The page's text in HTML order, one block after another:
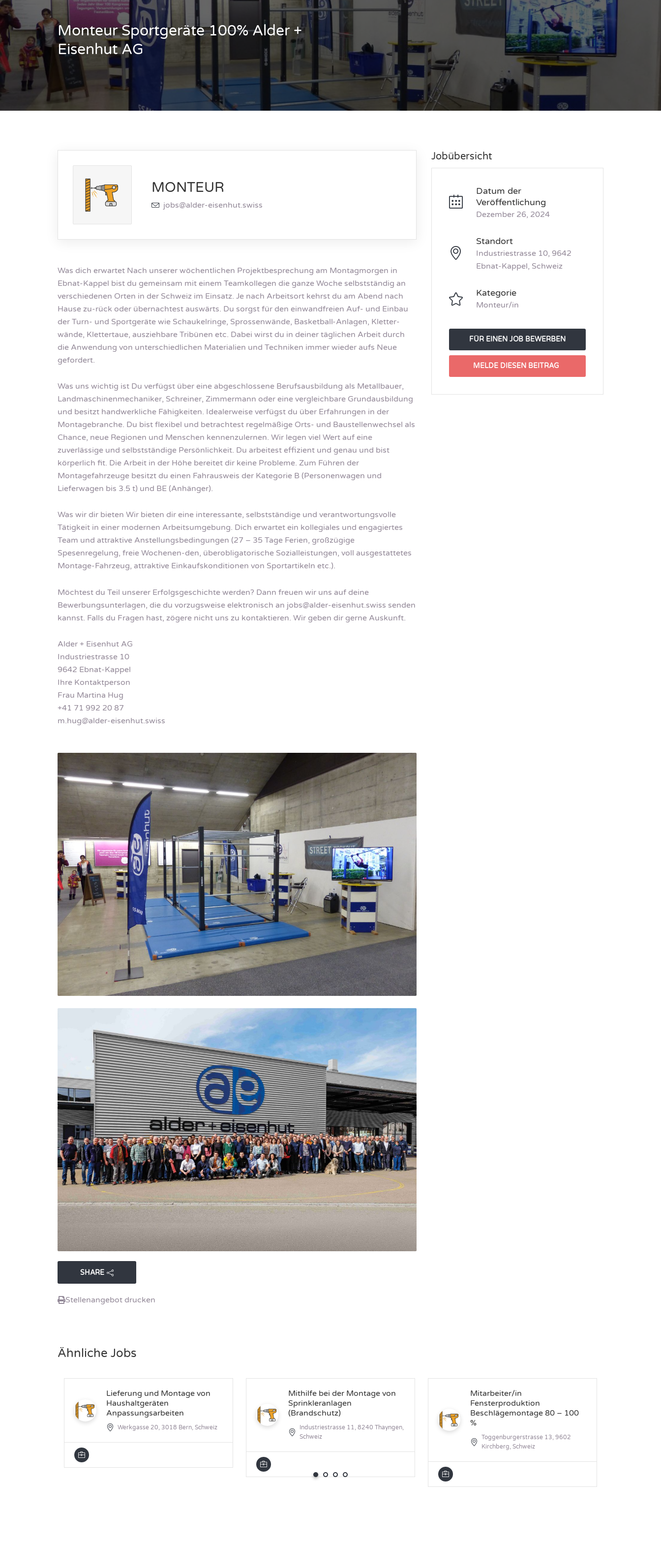
Monteur Sportgeräte 100% Alder +
Eisenhut AG
MONTEUR
jobs@alder-eisenhut.swiss
Was dich erwartet Nach unserer wöchentlichen Projektbesprechung am Montagmorgen in
Ebnat-Kappel bist du gemeinsam mit einem Teamkollegen die ganze Woche selbstständig an
verschiedenen Orten in der Schweiz im Einsatz. Je nach Arbeitsort kehrst du am Abend nach
Hause zu-rück oder übernachtest auswärts. Du sorgst für den einwandfreien Auf- und Einbau
der Turn- und Sportgeräte wie Schaukelringe, Sprossenwände, Basketball-Anlagen, Kletter-
wände, Klettertaue, ausziehbare Tribünen etc. Dabei wirst du in deiner täglichen Arbeit durch
die Anwendung von unterschiedlichen Materialien und Techniken immer wieder aufs Neue
gefordert.
Was uns wichtig ist Du verfügst über eine abgeschlossene Berufsausbildung als Metallbauer,
Landmaschinenmechaniker, Schreiner, Zimmermann oder eine vergleichbare Grundausbildung
und besitzt handwerkliche Fähigkeiten. Idealerweise verfügst du über Erfahrungen in der
Montagebranche. Du bist flexibel und betrachtest regelmäßige Orts- und Baustellenwechsel als
Chance, neue Regionen und Menschen kennenzulernen. Wir legen viel Wert auf eine
zuverlässige und selbstständige Persönlichkeit. Du arbeitest effizient und genau und bist
körperlich fit. Die Arbeit in der Höhe bereitet dir keine Probleme. Zum Führen der
Montagefahrzeuge besitzt du einen Fahrausweis der Kategorie B (Personenwagen und
Lieferwagen bis 3.5 t) und BE (Anhänger).
Was wir dir bieten Wir bieten dir eine interessante, selbstständige und verantwortungsvolle
Tätigkeit in einer modernen Arbeitsumgebung. Dich erwartet ein kollegiales und engagiertes
Team und attraktive Anstellungsbedingungen (27 – 35 Tage Ferien, großzügige
Spesenregelung, freie Wochenen-den, überobligatorische Sozialleistungen, voll ausgestattetes
Montage-Fahrzeug, attraktive Einkaufskonditionen von Sportartikeln etc.).
Möchtest du Teil unserer Erfolgsgeschichte werden? Dann freuen wir uns auf deine
Bewerbungsunterlagen, die du vorzugsweise elektronisch an jobs@alder-eisenhut.swiss senden
kannst. Falls du Fragen hast, zögere nicht uns zu kontaktieren. Wir geben dir gerne Auskunft.
Alder + Eisenhut AG
Industriestrasse 10
9642 Ebnat-Kappel
Ihre Kontaktperson
Frau Martina Hug
+41 71 992 20 87
m.hug@alder-eisenhut.swiss
SHARE
Stellenangebot drucken
Jobübersicht
Datum der
Veröffentlichung
Dezember 26, 2024
Standort
Industriestrasse 10, 9642
Ebnat-Kappel, Schweiz
Kategorie
Monteur/in
FÜR EINEN JOB BEWERBEN
MELDE DIESEN BEITRAG
Ähnliche Jobs
Lieferung und Montage von
Haushaltgeräten
Anpassungsarbeiten
Werkgasse 20, 3018 Bern, Schweiz
Mithilfe bei der Montage von
Sprinkleranlagen
(Brandschutz)
Industriestrasse 11, 8240 Thayngen,
Schweiz
Mitarbeiter/in
Fensterproduktion
Beschlägemontage 80 – 100
%
Toggenburgerstrasse 13, 9602
Kirchberg, Schweiz